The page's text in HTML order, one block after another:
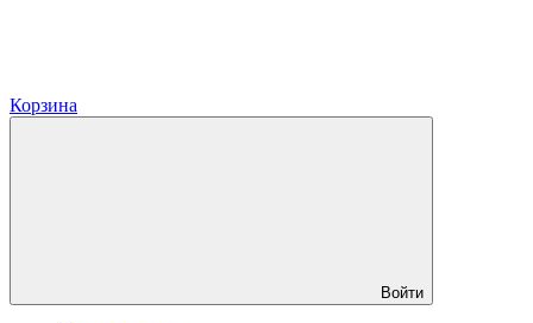
Корзина
Войти